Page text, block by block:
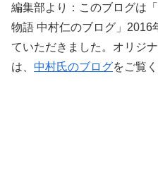
編集部より：このブログは
物語 中村仁のブログ」2016
ていただきました。オリジ
は、 中村氏のブログをご覧